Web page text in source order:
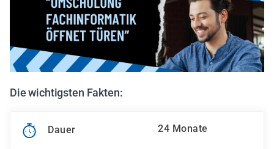
Die wichtigsten Fakten:
Dauer 24 Monate